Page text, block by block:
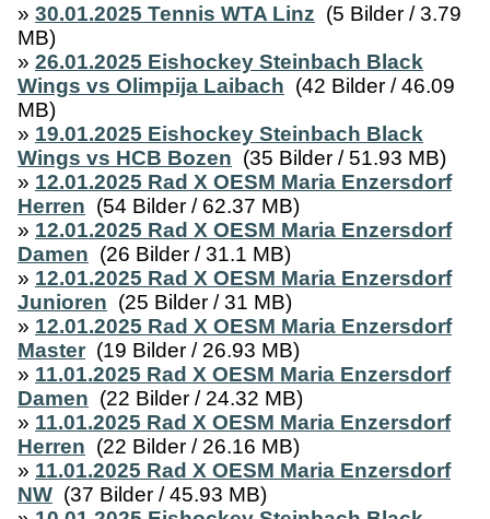
» 30.01.2025 Tennis WTA Linz (5 Bilder / 3.79
MB)
» 26.01.2025 Eishockey Steinbach Black
Wings vs Olimpija Laibach (42 Bilder / 46.09
MB)
» 19.01.2025 Eishockey Steinbach Black
Wings vs HCB Bozen (35 Bilder / 51.93 MB)
» 12.01.2025 Rad X OESM Maria Enzersdorf
Herren (54 Bilder / 62.37 MB)
» 12.01.2025 Rad X OESM Maria Enzersdorf
Damen (26 Bilder / 31.1 MB)
» 12.01.2025 Rad X OESM Maria Enzersdorf
Junioren (25 Bilder / 31 MB)
» 12.01.2025 Rad X OESM Maria Enzersdorf
Master (19 Bilder / 26.93 MB)
» 11.01.2025 Rad X OESM Maria Enzersdorf
Damen (22 Bilder / 24.32 MB)
» 11.01.2025 Rad X OESM Maria Enzersdorf
Herren (22 Bilder / 26.16 MB)
» 11.01.2025 Rad X OESM Maria Enzersdorf
NW (37 Bilder / 45.93 MB)